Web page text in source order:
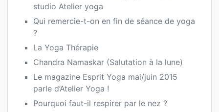
studio Atelier yoga
Qui remercie-t-on en fin de séance de yoga
?
La Yoga Thérapie
Chandra Namaskar (Salutation à la lune)
Le magazine Esprit Yoga mai/juin 2015
parle d’Atelier Yoga !
Pourquoi faut-il respirer par le nez ?